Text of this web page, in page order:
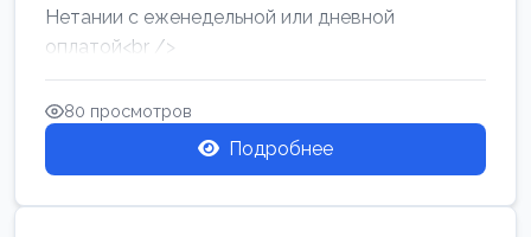
Нетании с еженедельной или дневной
оплатой<br />
Свежие вакансии в Нетании дл...
80 просмотров
Подробнее